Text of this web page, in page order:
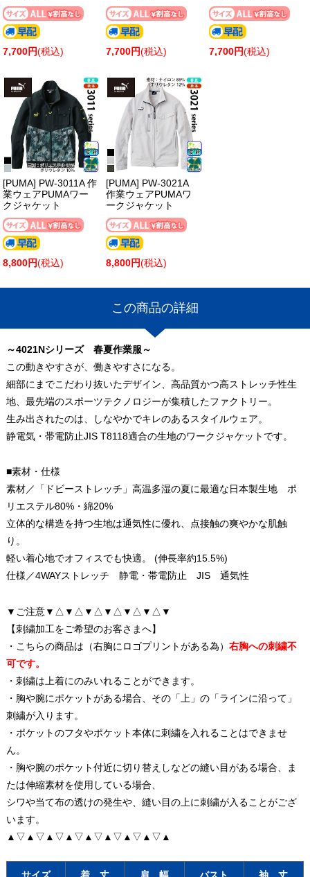
7,700円(税込) 7,700円(税込) 7,700円(税込)
[PUMA] PW-3011A 作
業ウェアPUMAワー
クジャケット
8,800円(税込)
[PUMA] PW-3021A
作業ウェアPUMAワ
ークジャケット
8,800円(税込)
この商品の詳細
～4021Nシリーズ 春夏作業服～
この動きやすさが、働きやすさになる。
細部にまでこだわり抜いたデザイン、高品質かつ高ストレッチ性生
地、最先端のスポーツテクノロジーが集積したファクトリー。
生み出されたのは、しなやかでキレのあるスタイルウェア。
静電気・帯電防止JIS T8118適合の生地のワークジャケットです。
■素材・仕様
素材／「ドビーストレッチ」高温多湿の夏に最適な日本製生地 ポ
リエステル80%・綿20%
立体的な構造を持つ生地は通気性に優れ、点接触の爽やかな肌触
り。
軽い着心地でオフィスでも快適。 (伸長率約15.5%)
仕様／4WAYストレッチ 静電・帯電防止 JIS 通気性
▼ご注意▼△▼△▼△▼△▼△▼△▼
【刺繍加工をご希望のお客さまへ】
・こちらの商品は（右胸にロゴプリントがある為） 右胸への刺繍不
可です。
・刺繍は上着にのみいれることができます。
・胸や腕にポケットがある場合、その「上」の「ラインに沿って」
刺繍が入ります。
・ポケットのフタやポケット本体に刺繍を入れることはできませ
ん。
・胸や腕のポケット付近に切り替えしなどの縫い目がある場合、ま
たは伸縮素材を使用している場合、
シワや当て布の透けの発生や、縫い目の上に刺繍が入ることがござ
います。
▲▽▲▽▲▽▲▽▲▽▲▽▲▽▲▽▲